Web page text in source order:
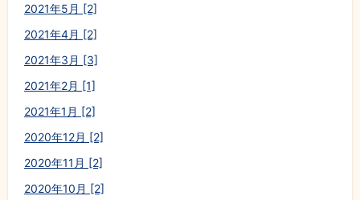
2021年5月 [2]
2021年4月 [2]
2021年3月 [3]
2021年2月 [1]
2021年1月 [2]
2020年12月 [2]
2020年11月 [2]
2020年10月 [2]